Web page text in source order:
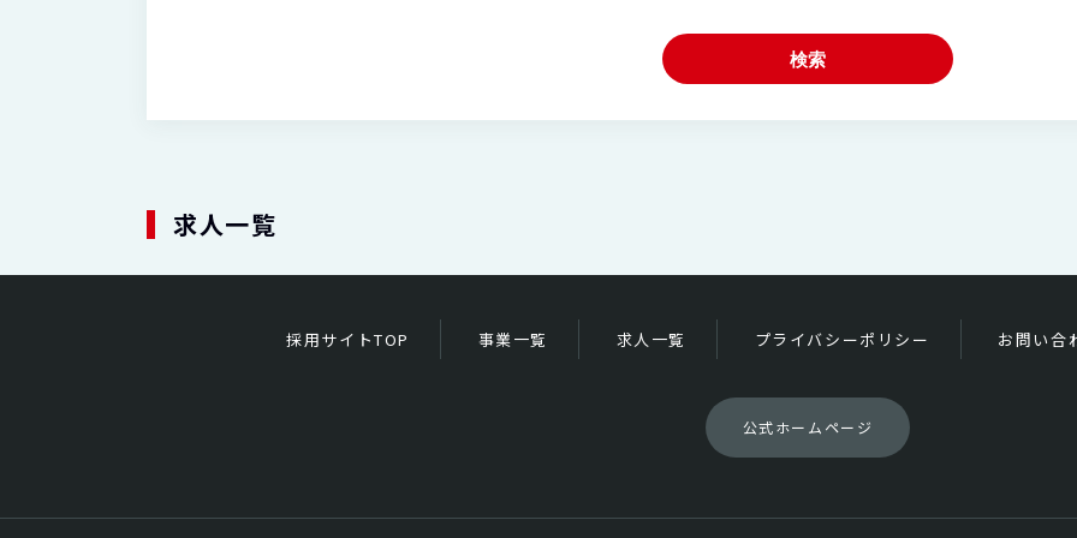
検索
求人一覧
採用サイトTOP 事業一覧 求人一覧 プライバシーポリシー お問い合
公式ホームページ